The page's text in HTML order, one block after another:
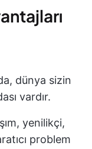
dünya sizin
vardır.
yenilikçi,
problem